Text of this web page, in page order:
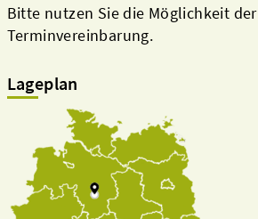
Bitte nutzen Sie die Möglichkeit der
Terminvereinbarung.
Lageplan